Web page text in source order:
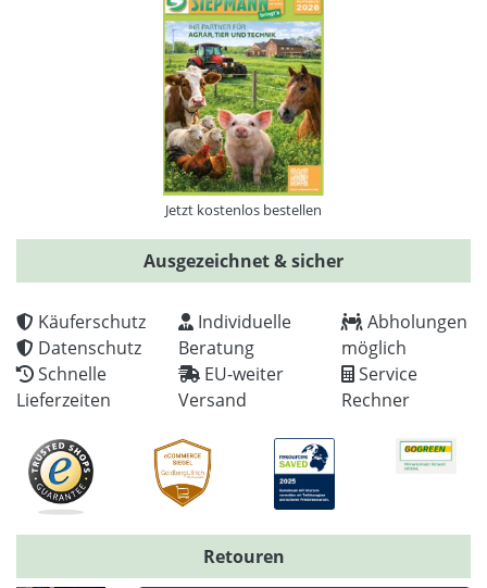
Jetzt kostenlos bestellen
Ausgezeichnet & sicher
Käuferschutz
Datenschutz
Schnelle
Lieferzeiten
Individuelle
Beratung
EU-weiter
Versand
Abholungen
möglich
Service
Rechner
Retouren